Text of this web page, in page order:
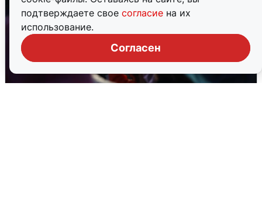
подтверждаете свое согласие на их
использование.
Согласен